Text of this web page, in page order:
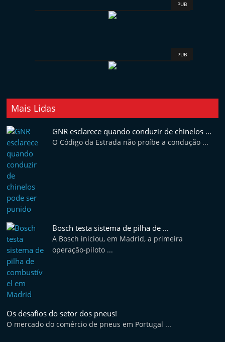
PUB
PUB
Mais Lidas
GNR esclarece quando conduzir de chinelos ...
O Código da Estrada não proíbe a condução ...
Bosch testa sistema de pilha de ...
A Bosch iniciou, em Madrid, a primeira
operação-piloto ...
Os desafios do setor dos pneus!
O mercado do comércio de pneus em Portugal ...